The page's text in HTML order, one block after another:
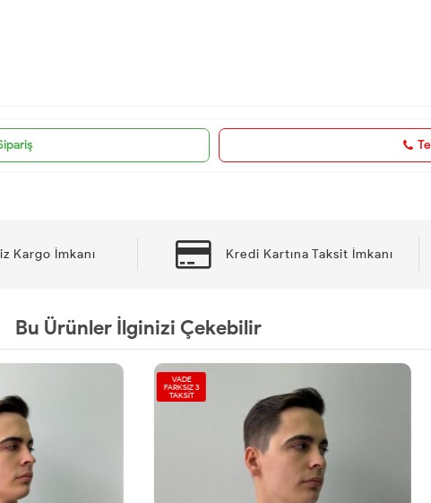
Kargo İmkanı Kredi Kartına Taksit İmkanı
Bu Ürünler İlginizi Çekebilir
VADE
FARKSIZ 3
TAKSİT